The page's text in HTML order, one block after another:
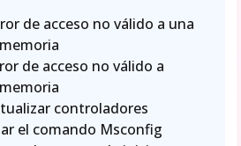
de acceso no válido a una
de acceso no válido a
controladores
el comando Msconfig